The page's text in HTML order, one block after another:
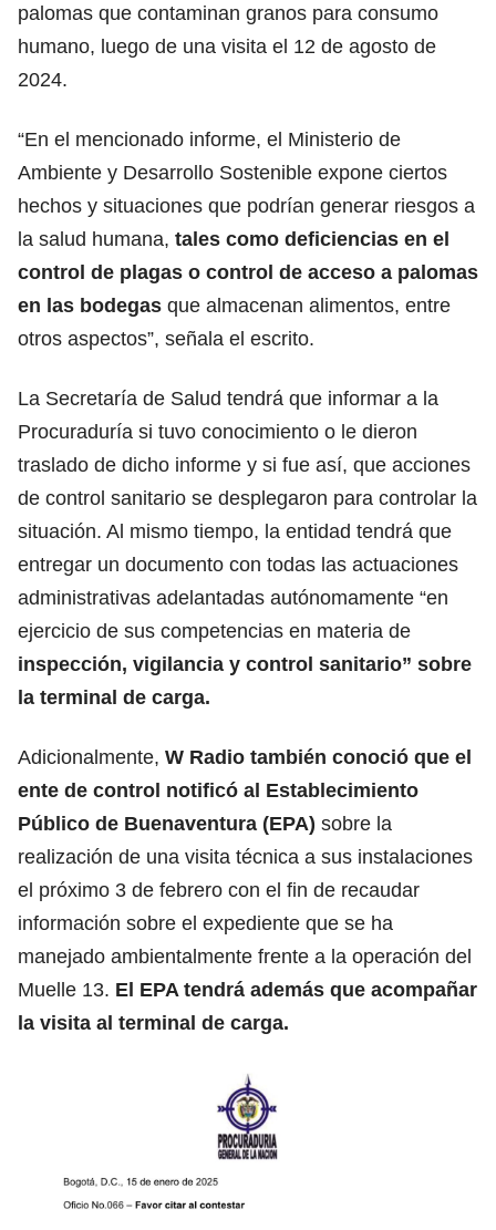
palomas que contaminan granos para consumo
humano, luego de una visita el 12 de agosto de
2024.
“En el mencionado informe, el Ministerio de
Ambiente y Desarrollo Sostenible expone ciertos
hechos y situaciones que podrían generar riesgos a
la salud humana, tales como deficiencias en el
control de plagas o control de acceso a palomas
en las bodegas que almacenan alimentos, entre
otros aspectos”, señala el escrito.
La Secretaría de Salud tendrá que informar a la
Procuraduría si tuvo conocimiento o le dieron
traslado de dicho informe y si fue así, que acciones
de control sanitario se desplegaron para controlar la
situación. Al mismo tiempo, la entidad tendrá que
entregar un documento con todas las actuaciones
administrativas adelantadas autónomamente “en
ejercicio de sus competencias en materia de
inspección, vigilancia y control sanitario” sobre
la terminal de carga.
Adicionalmente, W Radio también conoció que el
ente de control notificó al Establecimiento
Público de Buenaventura (EPA) sobre la
realización de una visita técnica a sus instalaciones
el próximo 3 de febrero con el fin de recaudar
información sobre el expediente que se ha
manejado ambientalmente frente a la operación del
Muelle 13. El EPA tendrá además que acompañar
la visita al terminal de carga.